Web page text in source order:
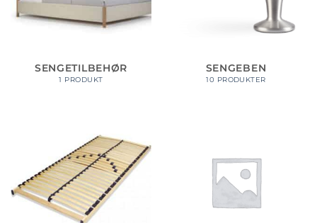
SENGETILBEHØR
1 PRODUKT
SENGEBEN
10 PRODUKTER